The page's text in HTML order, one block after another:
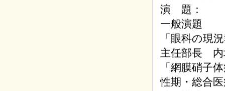
演 題：
一般演題
「眼科の現
主任部長 内
「網膜硝子
性期・総合